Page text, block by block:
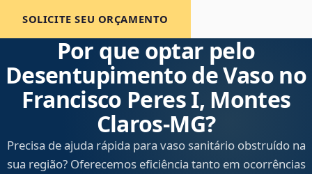
SOLICITE SEU ORÇAMENTO
Por que optar pelo
Desentupimento de Vaso no
Francisco Peres I, Montes
Claros‑MG?
Precisa de ajuda rápida para vaso sanitário obstruído na
sua região? Oferecemos eficiência tanto em ocorrências